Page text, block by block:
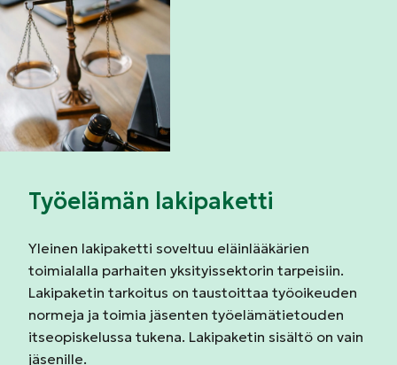
Työelämän lakipaketti
Yleinen lakipaketti soveltuu eläinlääkärien
toimialalla parhaiten yksityissektorin tarpeisiin.
Lakipaketin tarkoitus on taustoittaa työoikeuden
normeja ja toimia jäsenten työelämätietouden
itseopiskelussa tukena. Lakipaketin sisältö on vain
jäsenille.